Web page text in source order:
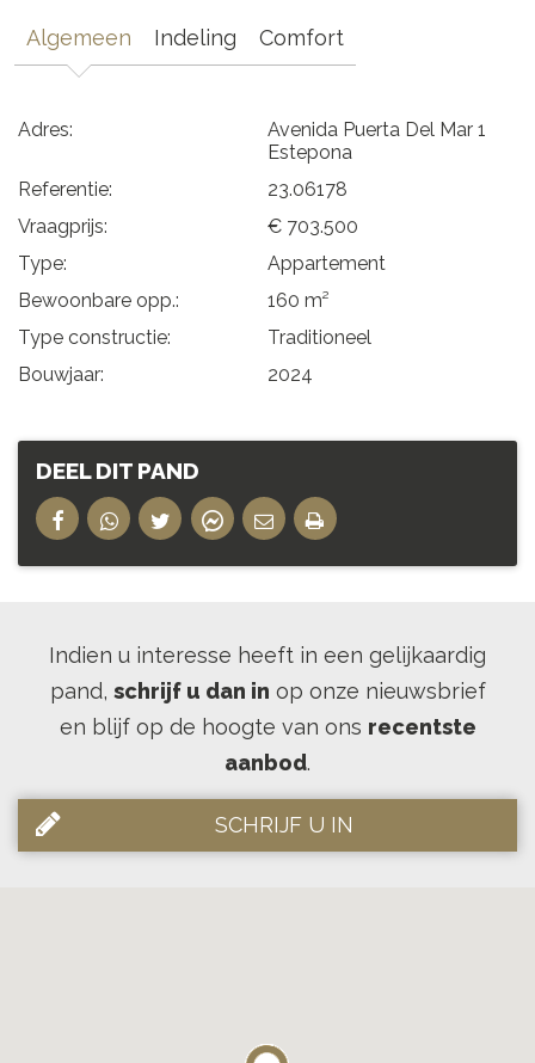
Algemeen Indeling Comfort
Adres:
Avenida Puerta Del Mar 1
Estepona
Referentie:
23.06178
Vraagprijs:
€ 703.500
Type:
Appartement
Bewoonbare opp.:
160 m²
Type constructie:
Traditioneel
Bouwjaar:
2024
DEEL DIT PAND
Indien u interesse heeft in een gelijkaardig
pand, schrijf u dan in op onze nieuwsbrief
en blijf op de hoogte van ons recentste
aanbod.
SCHRIJF U IN